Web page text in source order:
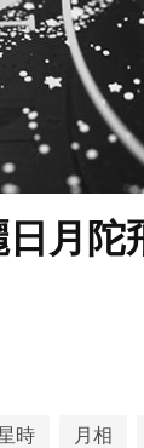
月陀
時 月相